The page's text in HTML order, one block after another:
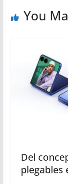
You
Del
plegables